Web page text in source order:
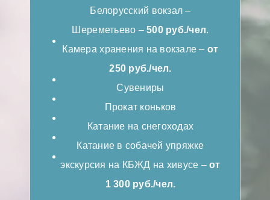
Белорусский вокзал –
Шереметьево –500 руб./чел.
Камера хранения на вокзале – от
250 руб./чел.
Сувениры
Прокат коньков
Катание на снегоходах
Катание в собачей упряжке
экскурсия на КБЖД на хивусе –от
1 300 руб./чел.